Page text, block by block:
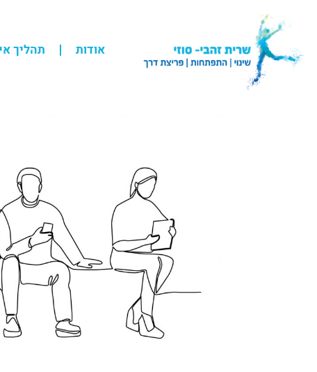
אודות תהליך